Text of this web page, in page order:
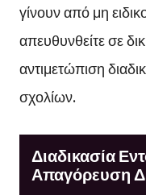
γίνουν από μη
απευθυνθείτε σε
αντιμετώπιση
σχολίων.
Διαδικασία
Απαγόρευση